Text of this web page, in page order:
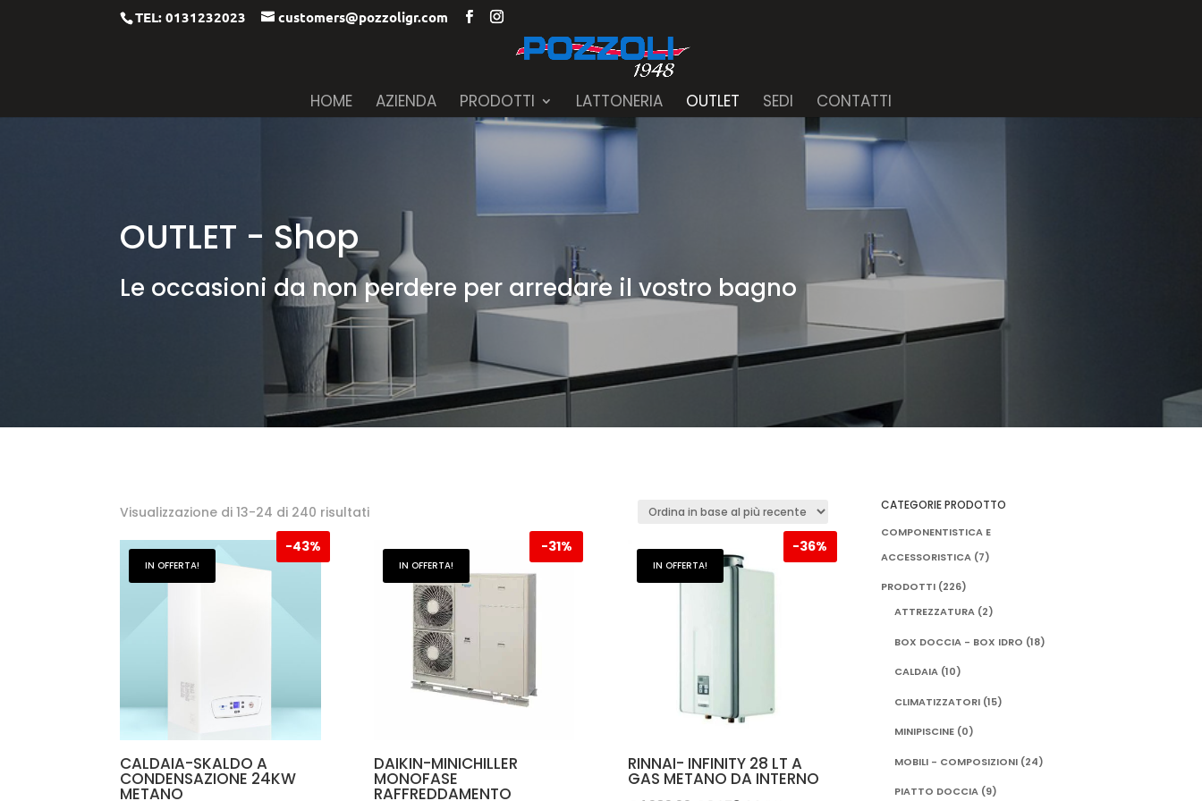
TEL: 0131232023 customers@pozzoligr.com
HOME AZIENDA PRODOTTI LATTONERIA OUTLET SEDI CONTATTI
OUTLET - Shop
Le occasioni da non perdere per arredare il vostro bagno
Visualizzazione di 13-24 di 240 risultatiOrdina
base
recente
IN OFFERTA!
-43%
CALDAIA-SKALDO A
CONDENSAZIONE 24KW
METANO
IN OFFERTA!
-31%
DAIKIN-MINICHILLER
MONOFASE
RAFFREDDAMENTO
IN OFFERTA!
-36%
RINNAI- INFINITY 28 LT A
GAS METANO DA INTERNO
CATEGORIE PRODOTTO
COMPONENTISTICA E
ACCESSORISTICA (7)
PRODOTTI (226)
ATTREZZATURA (2)
BOX DOCCIA - BOX IDRO (18)
CALDAIA (10)
CLIMATIZZATORI (15)
MINIPISCINE (0)
MOBILI - COMPOSIZIONI (24)
PIATTO DOCCIA (9)